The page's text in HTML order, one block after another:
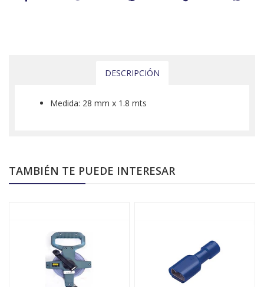
DESCRIPCIÓN
Medida: 28 mm x 1.8 mts
TAMBIÉN TE PUEDE INTERESAR